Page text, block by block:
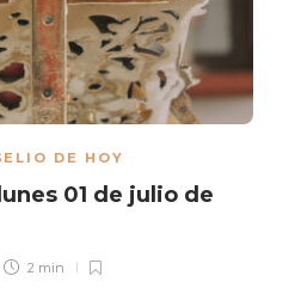
DE HOY
01 de julio de
2 min